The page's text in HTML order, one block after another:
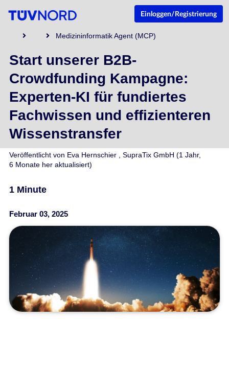
Einloggen/Registrierung
Medizininformatik Agent (MCP)
1 Minute
Februar 03, 2025
Start unserer B2B-
Crowdfunding Kampagne:
Experten-KI für fundiertes
Fachwissen und effizienteren
Wissenstransfer
Veröffentlicht von Eva Hernschier, SupraTix GmbH (1 Jahr,
6 Monate her aktualisiert)